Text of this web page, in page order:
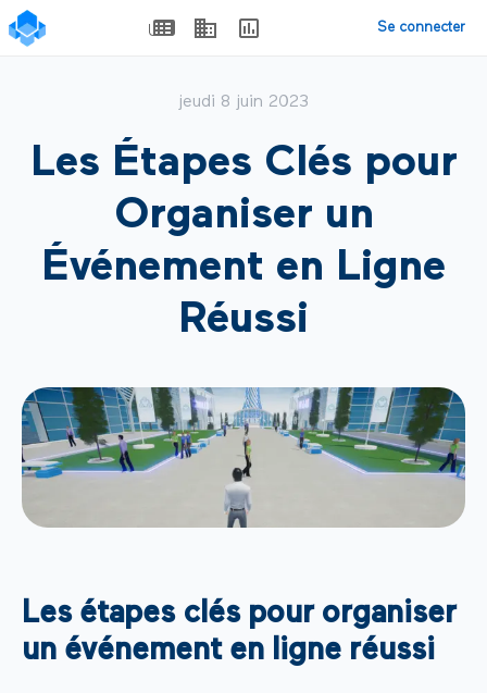
Se connecter
jeudi 8 juin 2023
Les Étapes Clés pour
Organiser un
Événement en Ligne
Réussi
Les étapes clés pour organiser
un événement en ligne réussi